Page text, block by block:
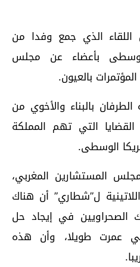
الذي جمع وفدا من
بأعضاء عن مجلس
بالعيون.
بالبناء والأخوي من
التي تهم المملكة
الوسطى.
المستشارين المغربي،
ل”شطاري” أن هناك
الصحراويين في إيجاد حل
عمرت طويلا، وأن هذه